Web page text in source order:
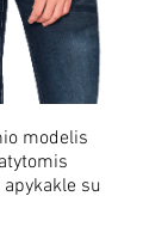
modelis
su